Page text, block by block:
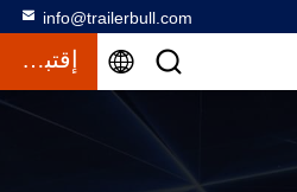
info@trailerbull.com
إقتباس